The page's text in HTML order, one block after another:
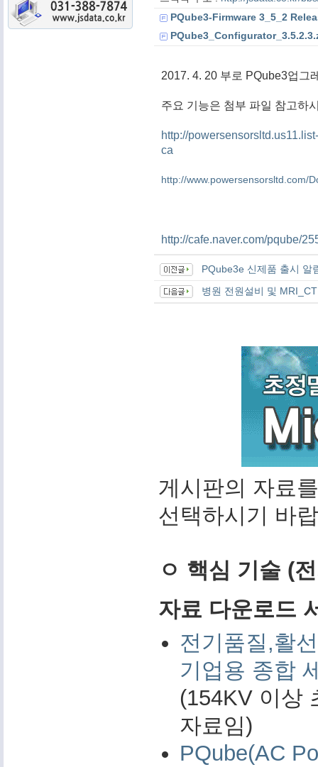
PQube3-Firmware 3_5_2
2017. 4. 20 부로 PQube3업그
주요 기능은 첨부 파일 참고하
http://
ca
http://www.powersensorsltd.com/
http://cafe.naver.com/pqube/
PQube3e 신제품 출시 알
병원 전원설비 및
게시판의 자료
선택하시기 바
ㅇ 핵심 기술 (
자료 다운로드
전기품질,활
기업용 종합
(154KV 이상
자료임)
PQube(AC